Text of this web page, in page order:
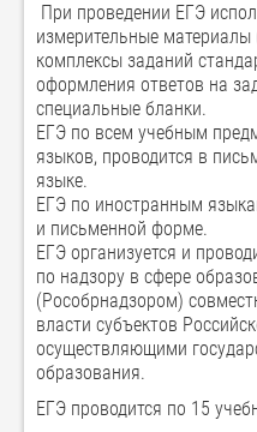
При проведении ЕГЭ
измерительные
комплексы заданий
оформления ответов на
специальные бланки.
ЕГЭ по всем учебным
языков, проводится в
языке.
ЕГЭ по иностранным
и письменной форме.
ЕГЭ организуется и
по надзору в сфере
(Рособрнадзором)
власти субъектов
осуществляющими
образования.
ЕГЭ проводится по 15